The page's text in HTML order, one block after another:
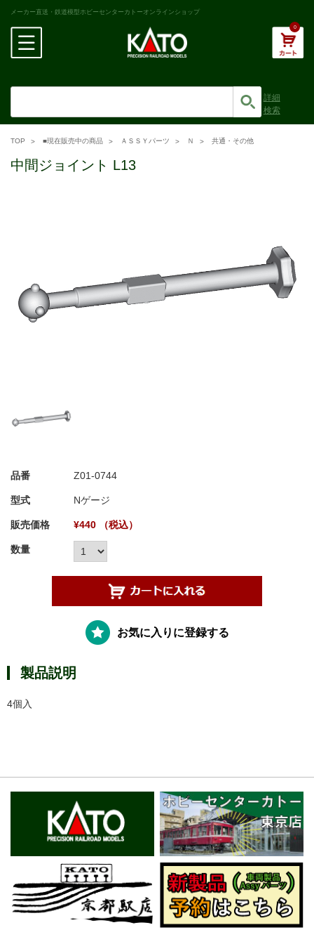
メーカー直送・鉄道模型ホビーセンターカトーオンラインショップ
0
詳細
検索
TOP ■現在販売中の商品 ＡＳＳＹパーツ Ｎ 共通・その他
中間ジョイント L13
品番 Z01-0744
型式 Nゲージ
販売価格 ¥440 （税込）
数量
お気に入りに登録する
製品説明
4個入